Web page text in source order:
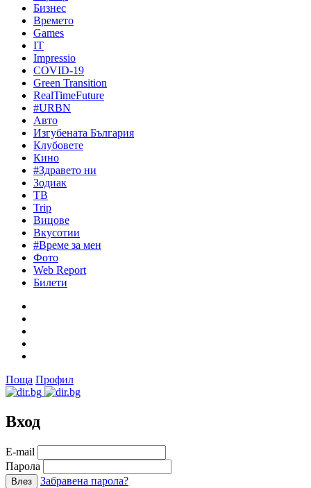
Бизнес
Времето
Games
IT
Impressio
COVID-19
Green Transition
RealTimeFuture
#URBN
Авто
Изгубената България
Клубовете
Кино
#Здравето ни
Зодиак
ТВ
Trip
Вицове
Вкусотии
#Време за мен
Фото
Web Report
Билети
Поща Профил
Вход
Е-mail
Парола
Забравена парола?